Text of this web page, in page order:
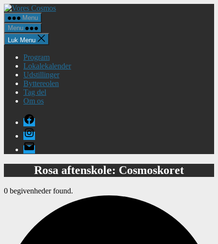
Spring
til
indholdet
Vores
Menu
Menu
Luk Menu
Program
Lokalekalender
Udstillinger
Byttereolen
Tag del
Om os
Facebook
Instagram
E-
mail
Rosa aftenskole: Cosmoskoret
0 begivenheder found.